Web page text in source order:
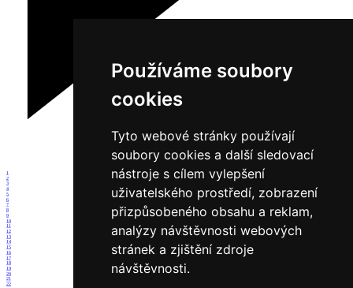
Používáme soubory
cookies
Tyto webové stránky používají
soubory cookies a další sledovací
nástroje s cílem vylepšení
uživatelského prostředí, zobrazení
přizpůsobeného obsahu a reklam,
analýzy návštěvnosti webových
stránek a zjištění zdroje
návštěvnosti.
1
2
3
4
5
6
7
8
9
10
11
12
13
14
15
16
17
18
19
20
21
22